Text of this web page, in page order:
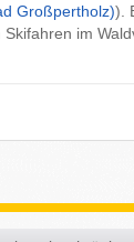
Großpertholz)).
Skifahren im